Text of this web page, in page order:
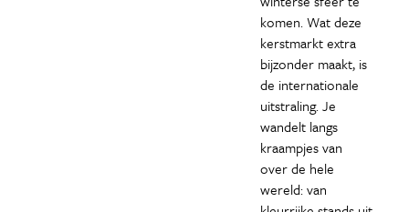
komen. Wat deze
kerstmarkt extra
bijzonder maakt, is
de internationale
uitstraling. Je
wandelt langs
kraampjes van
over de hele
wereld: van